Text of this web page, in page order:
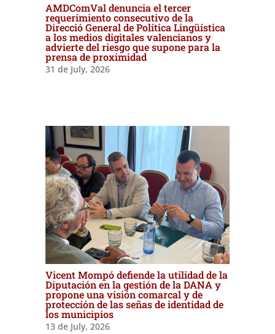
AMDComVal denuncia el tercer
requerimiento consecutivo de la
Direcció General de Política Lingüística
a los medios digitales valencianos y
advierte del riesgo que supone para la
prensa de proximidad
31 de July, 2026
Vicent Mompó defiende la utilidad de la
Diputación en la gestión de la DANA y
propone una visión comarcal y de
protección de las señas de identidad de
los municipios
13 de July, 2026